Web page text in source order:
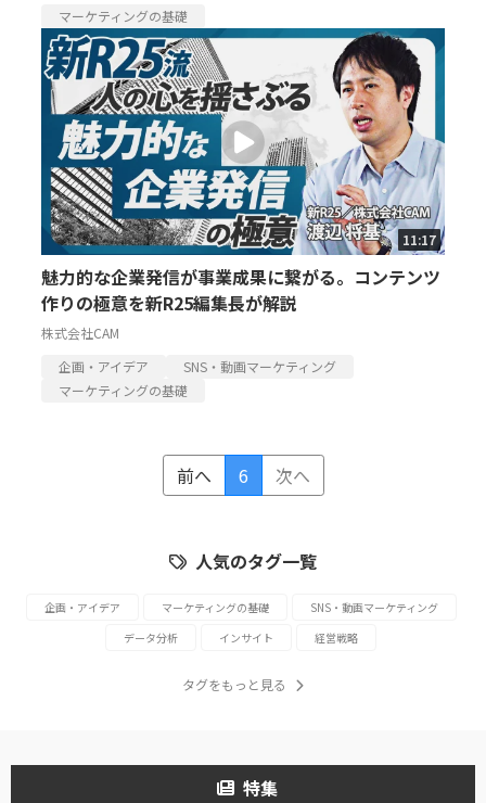
マーケティングの基礎
11:17
魅力的な企業発信が事業成果に繋がる。コンテンツ
作りの極意を新R25編集長が解説
株式会社CAM
企画・アイデア
SNS・動画マーケティング
マーケティングの基礎
前へ 6 次へ
人気のタグ一覧
企画・アイデア マーケティングの基礎
SNS・動画マーケティング
データ分析
インサイト 経営戦略
タグをもっと見る
特集